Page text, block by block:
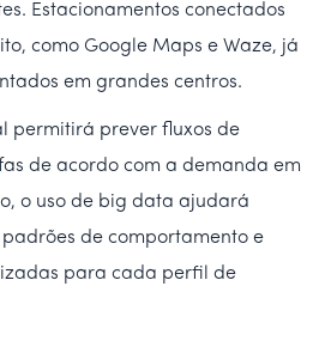
Estacionamentos conectados
como Google Maps e Waze, já
em grandes centros.
permitirá prever fluxos de
de acordo com a demanda em
o uso de big data ajudará
de comportamento e
para cada perfil de